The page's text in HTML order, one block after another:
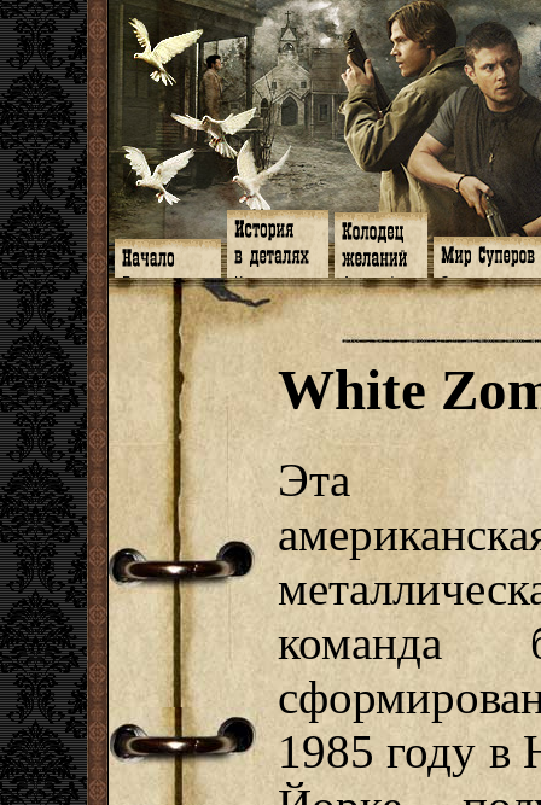
Главная
Программа
Форум
Facebook
Гостевая
Книги
Галереи
Музыка
Видео
Субтитры
Заметки
Мысли
Откровение
Арт-кафе
Игромания
Фанфики
Обои
Фанарт
Анекдоты
Передоз
Страшилки
Знакомство
Обитатели
Семейное
Дневник
Арсенал
СИЗО
Суперы от и
White
Эта
команда
1985 году в